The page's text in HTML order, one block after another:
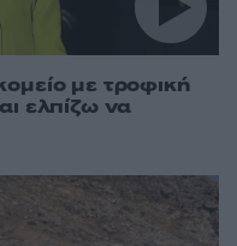
με τροφική
ελπίζω να